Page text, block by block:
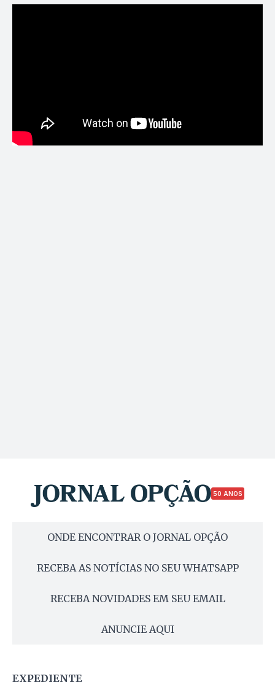
50 ANOS
ONDE ENCONTRAR O JORNAL OPÇÃO
RECEBA AS NOTÍCIAS NO SEU WHATSAPP
RECEBA NOVIDADES EM SEU EMAIL
ANUNCIE AQUI
EXPEDIENTE